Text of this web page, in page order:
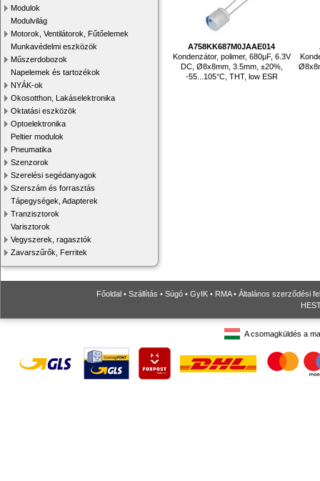
Modulok
Modulvilág
Motorok, Ventilátorok, Fűtőelemek
Munkavédelmi eszközök
Műszerdobozok
Napelemek és tartozékok
NYÁK-ok
Okosotthon, Lakáselektronika
Oktatási eszközök
Optoelektronika
Peltier modulok
Pneumatika
Szenzorok
Szerelési segédanyagok
Szerszám és forrasztás
Tápegységek, Adapterek
Tranzisztorok
Varisztorok
Vegyszerek, ragasztók
Zavarszűrők, Ferritek
A758KK687M0JAAE014
Kondenzátor, polimer, 680µF, 6.3V
DC, Ø8x8mm, 3.5mm, ±20%,
-55...105°C, THT, low ESR
Főoldal • Szállítás • Súgó • GyIK • RMA• Általános szerződési
A csomagküldés a